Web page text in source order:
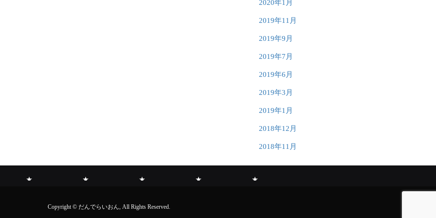
2020年1月
2019年11月
2019年9月
2019年7月
2019年6月
2019年3月
2019年1月
2018年12月
2018年11月
ん
問
Copyright © だんでらいおん, All Rights Reserved.